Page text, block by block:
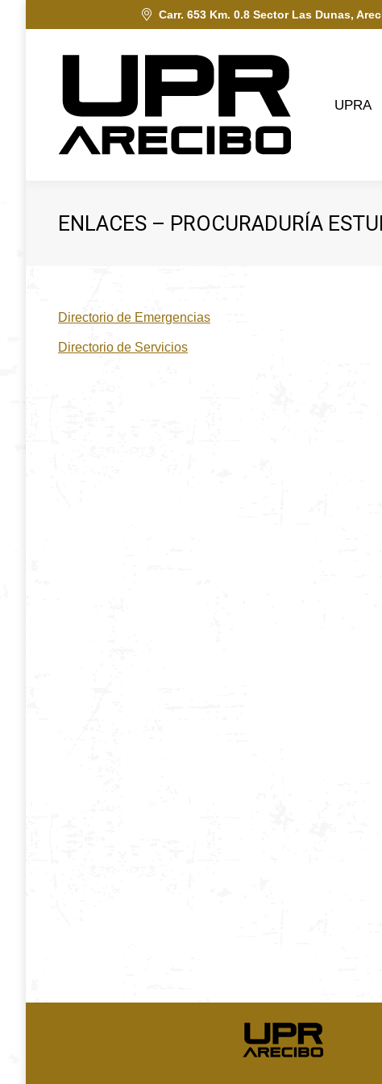
Carr. 653 Km. 0.8 Sector Las Dunas,
UPRA
ENLACES – PROCURADURÍA
Directorio de Emergencias
Directorio de Servicios